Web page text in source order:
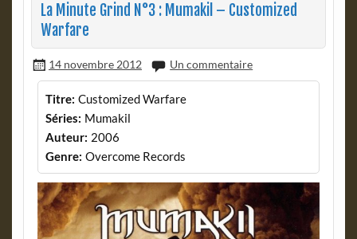
La Minute Grind N°3 : Mumakil – Customized
Warfare
14 novembre 2012 Un commentaire
Titre: Customized Warfare
Séries: Mumakil
Auteur: 2006
Genre: Overcome Records